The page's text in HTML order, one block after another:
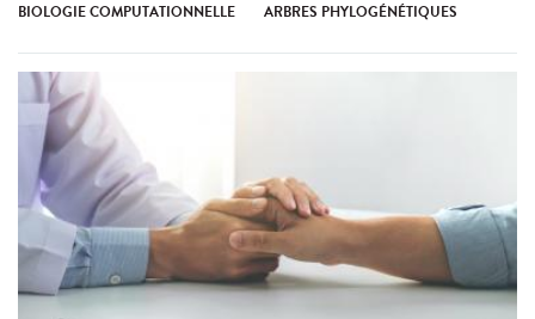
BIOLOGIE COMPUTATIONNELLE ARBRES PHYLOGÉNÉTIQUES